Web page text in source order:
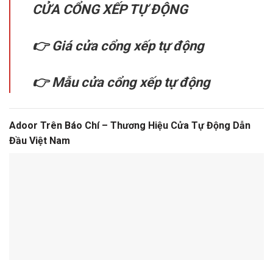
CỬA CỔNG XẾP TỰ ĐỘNG
👉 Giá cửa cổng xếp tự động
👉 Mẫu cửa cổng xếp tự động
Adoor Trên Báo Chí – Thương Hiệu Cửa Tự Động Dẫn
Đầu Việt Nam